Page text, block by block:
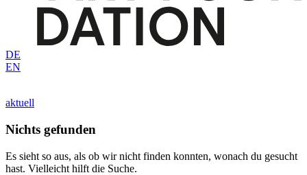
DE
EN
aktuell
Nichts gefunden
Es sieht so aus, als ob wir nicht finden konnten, wonach du gesucht
hast. Vielleicht hilft die Suche.